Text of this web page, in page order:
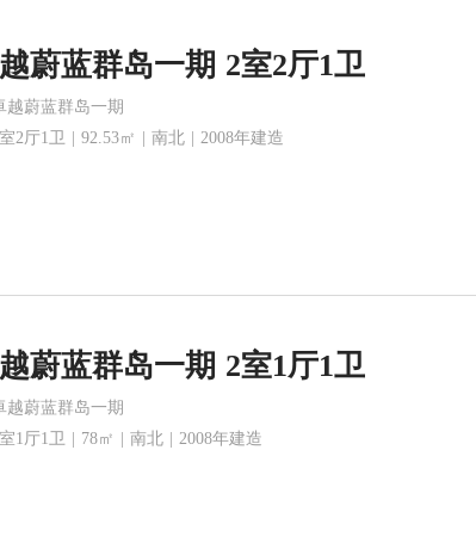
蔚蓝群岛一期 2室2厅1卫
越蔚蓝群岛一期
2厅1卫 | 92.53㎡ | 南北 | 2008年建造
蔚蓝群岛一期 2室1厅1卫
越蔚蓝群岛一期
1厅1卫 | 78㎡ | 南北 | 2008年建造